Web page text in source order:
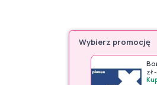
Wybierz promocję
zł